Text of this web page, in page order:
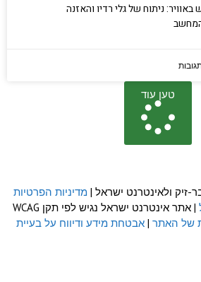
ניתוח של גלי רדיו והאזנה
טען עוד
זיק ולאינטרנט ישראל | מדיניות הפרטיות
| אתר אינטרנט ישראל נגיש לפי תקן WCAG
של האתר | אבטחת מידע ודיווח על בעיית